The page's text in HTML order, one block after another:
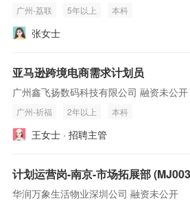
广州-荔联 5年以上 本科
张女士
亚马逊跨境电商需求计划员
广州鑫飞扬数码科技有限公司 融资未公开
广州-祈福 2年以上 本科
王女士 · 招聘主管
华润万象生活物业深圳公司 融资未公开